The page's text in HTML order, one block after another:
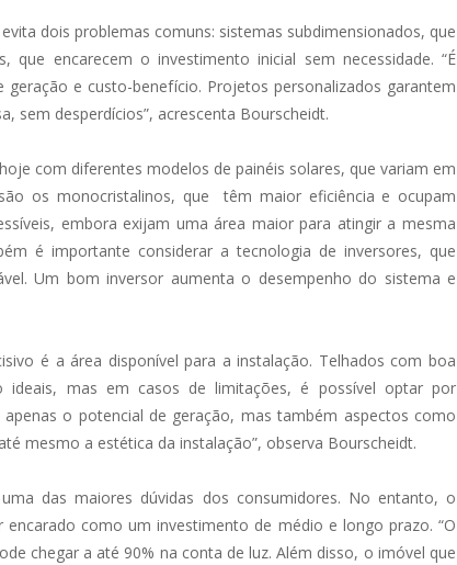
dois problemas comuns: sistemas subdimensionados, que
que encarecem o investimento inicial sem necessidade. “É
e custo-benefício. Projetos personalizados garantem
sem desperdícios”, acrescenta Bourscheidt.
com diferentes modelos de painéis solares, que variam em
os monocristalinos, que têm maior eficiência e ocupam
embora exijam uma área maior para atingir a mesma
é importante considerar a tecnologia de inversores, que
Um bom inversor aumenta o desempenho do sistema e
é a área disponível para a instalação. Telhados com boa
ideais, mas em casos de limitações, é possível optar por
o potencial de geração, mas também aspectos como
mesmo a estética da instalação”, observa Bourscheidt.
das maiores dúvidas dos consumidores. No entanto, o
como um investimento de médio e longo prazo. “O
chegar a até 90% na conta de luz. Além disso, o imóvel que